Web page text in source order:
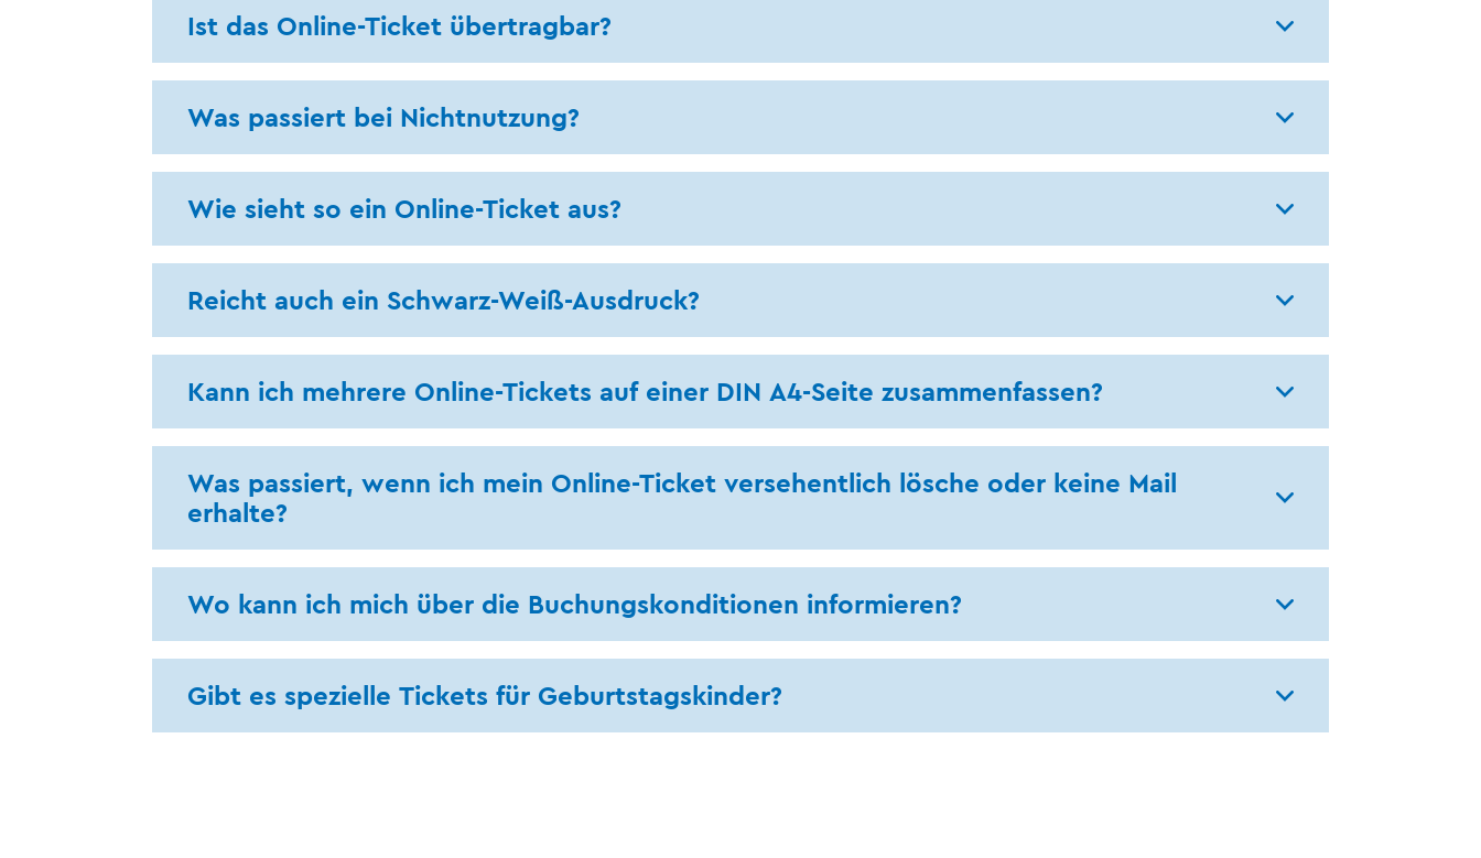
Ist das Online-Ticket übertragbar?
Was passiert bei Nichtnutzung?
Wie sieht so ein Online-Ticket aus?
Reicht auch ein Schwarz-Weiß-Ausdruck?
Kann ich mehrere Online-Tickets auf einer DIN A4-Seite zusammenfassen?
Was passiert, wenn ich mein Online-Ticket versehentlich lösche oder keine Mail
erhalte?
Wo kann ich mich über die Buchungskonditionen informieren?
Gibt es spezielle Tickets für Geburtstagskinder?